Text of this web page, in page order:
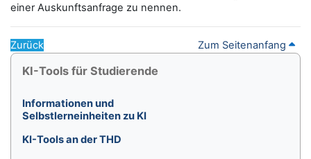
einer Auskunftsanfrage zu nennen.
Zurück Zum Seitenanfang
Blöcke
KI-Tools für Studierende überspringen
KI-Tools für Studierende
Informationen und
Selbstlerneinheiten zu KI
KI-Tools an der THD